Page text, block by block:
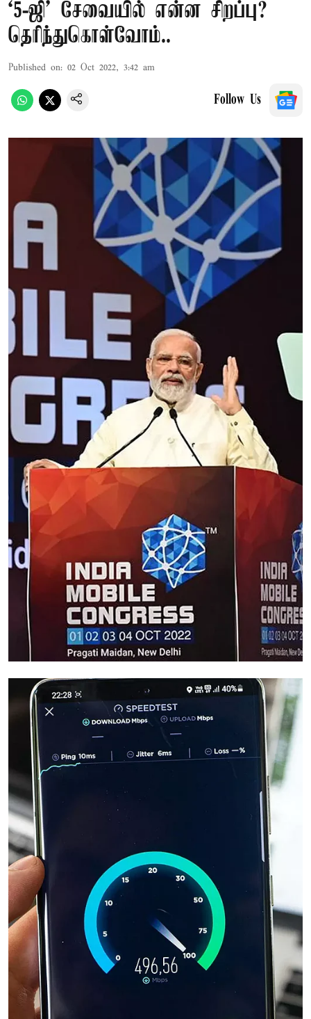
‘5-ஜி’ சேவையில் என்ன சிறப்பு?
தெரிந்துகொள்வோம்..
Published on: 02 Oct 2022, 3:42 am
Follow Us